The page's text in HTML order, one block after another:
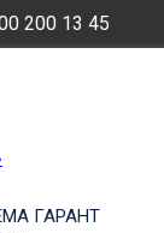
200 13 45
ГАРАНТ